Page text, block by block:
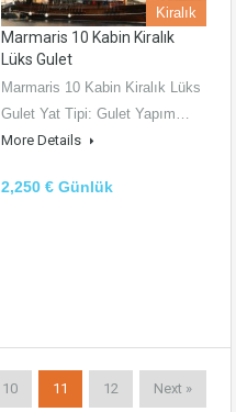
Kiralık
Marmaris 10 Kabin Kiralık
Lüks Gulet
Marmaris 10 Kabin Kiralık Lüks
Gulet Yat Tipi: Gulet Yapım…
More Details
2,250 € Günlük
10 11 12 Next »